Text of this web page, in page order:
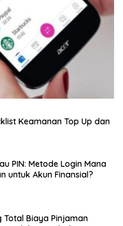
Keamanan Top Up dan
PIN: Metode Login Mana
untuk Akun Finansial?
Total Biaya Pinjaman